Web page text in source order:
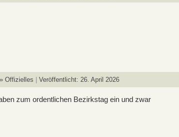
Offizielles Veröffentlicht: 26. April 2026
zum ordentlichen Bezirkstag ein und zwar